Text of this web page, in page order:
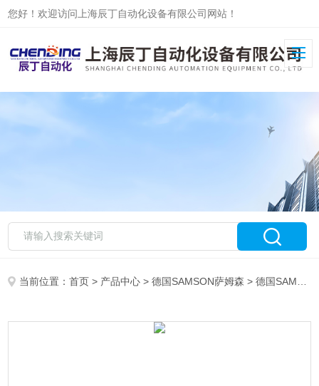
您好！欢迎访问上海辰丁自动化设备有限公司网站！
当前位置：首页 > 产品中心 >德国SAMSON萨姆森 >德国SAMSON萨姆森定位器